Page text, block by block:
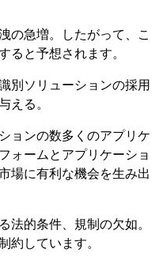
の急増。したがって、こ
ると予想されます。
別ソリューションの採用
える。
ョンの数多くのアプリケ
ォームとアプリケーショ
場に有利な機会を生み出
法的条件、規制の欠如。
約しています。